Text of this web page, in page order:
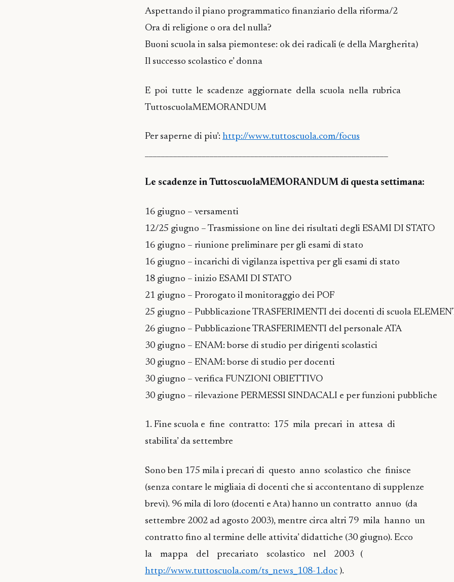
Aspettando il piano programmatico finanziario della riforma/2
Ora di religione o ora del nulla?
Buoni scuola in salsa piemontese: ok dei radicali (e della Margherita)
Il successo scolastico e’ donna
E poi tutte le scadenze aggiornate della scuola nella rubrica
TuttoscuolaMEMORANDUM
Per saperne di piu’: http://www.tuttoscuola.com/focus
Le scadenze in TuttoscuolaMEMORANDUM di questa settimana:
16 giugno – versamenti
12/25 giugno – Trasmissione on line dei risultati degli ESAMI DI STATO
16 giugno – riunione preliminare per gli esami di stato
16 giugno – incarichi di vigilanza ispettiva per gli esami di stato
18 giugno – inizio ESAMI DI STATO
21 giugno – Prorogato il monitoraggio dei POF
25 giugno – Pubblicazione TRASFERIMENTI dei docenti di scuola
26 giugno – Pubblicazione TRASFERIMENTI del personale ATA
30 giugno – ENAM: borse di studio per dirigenti scolastici
30 giugno – ENAM: borse di studio per docenti
30 giugno – verifica FUNZIONI OBIETTIVO
30 giugno – rilevazione PERMESSI SINDACALI e per funzioni pubbliche
1. Fine scuola e fine contratto: 175 mila precari in attesa di
stabilita’ da settembre
Sono ben 175 mila i precari di questo anno scolastico che finisce
(senza contare le migliaia di docenti che si accontentano di supplenze
brevi). 96 mila di loro (docenti e Ata) hanno un contratto annuo (da
settembre 2002 ad agosto 2003), mentre circa altri 79 mila hanno un
contratto fino al termine delle attivita’ didattiche (30 giugno). Ecco
la mappa del precariato scolastico nel 2003 (
http://www.tuttoscuola.com/ts_news_108-1.doc ).